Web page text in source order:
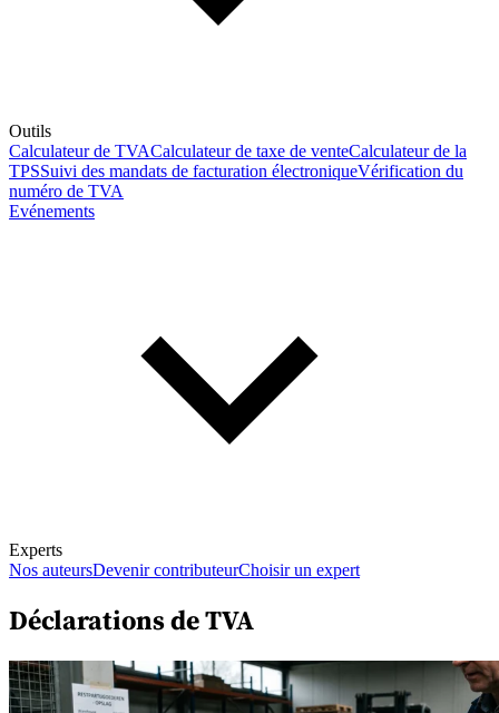
Outils
Calculateur de TVACalculateur de taxe de venteCalculateur de la
TPSSuivi des mandats de facturation électroniqueVérification du
numéro de TVA
Evénements
Experts
Nos auteursDevenir contributeurChoisir un expert
En savoir plus sur la fiscalité
Déclarations de TVA